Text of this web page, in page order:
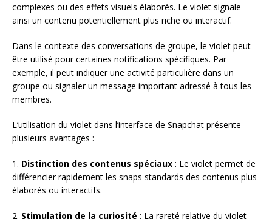
complexes ou des effets visuels élaborés. Le violet signale
ainsi un contenu potentiellement plus riche ou interactif.
Dans le contexte des conversations de groupe, le violet peut
être utilisé pour certaines notifications spécifiques. Par
exemple, il peut indiquer une activité particulière dans un
groupe ou signaler un message important adressé à tous les
membres.
L’utilisation du violet dans l’interface de Snapchat présente
plusieurs avantages :
1. Distinction des contenus spéciaux : Le violet permet de
différencier rapidement les snaps standards des contenus plus
élaborés ou interactifs.
2. Stimulation de la curiosité : La rareté relative du violet